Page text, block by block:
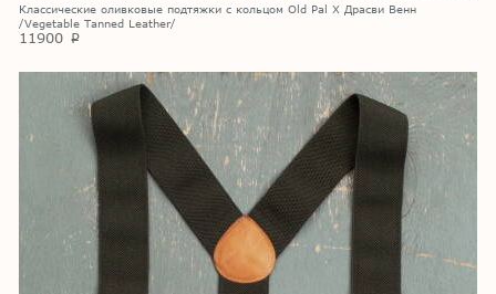
Классические оливковые подтяжки с кольцом Old Pal X Драсви Венн
/Vegetable Tanned Leather/
11900 p